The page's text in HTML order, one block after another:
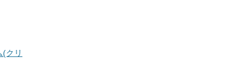
クリ